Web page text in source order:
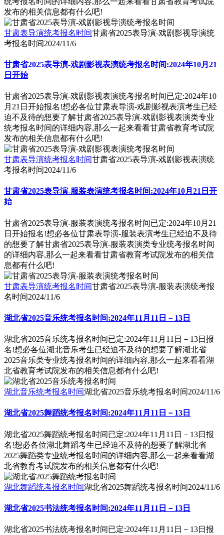
发布的相关信息都有什么吧!
甘肃表导演统考报名时间甘肃省2025表导演-戏剧影视导演统
考报名时间2024/11/6
甘肃省2025表导演-戏剧影视表演统考报名时间:2024年10月21
日开始
甘肃省2025表导演-戏剧影视表演统考报名时间已定:2024年10
月21日开始报名!想必各位甘肃表导演-戏剧影视表演考生已经
迫不及待的想要了解甘肃省2025表导演-戏剧影视表演类专业
统考报名时间的详细内容,那么一起来看看甘肃省教育考试院
发布的相关信息都有什么吧!
甘肃表导演统考报名时间甘肃省2025表导演-戏剧影视表演统
考报名时间2024/11/6
甘肃省2025表导演-服装表演统考报名时间:2024年10月21日开
始
甘肃省2025表导演-服装表演统考报名时间已定:2024年10月21
日开始报名!想必各位甘肃表导演-服装表演考生已经迫不及待
的想要了解甘肃省2025表导演-服装表演类专业统考报名时间
的详细内容,那么一起来看看甘肃省教育考试院发布的相关信
息都有什么吧!
甘肃表导演统考报名时间甘肃省2025表导演-服装表演统考报
名时间2024/11/6
湖北省2025音乐统考报名时间:2024年11月11日－13日
湖北省2025音乐统考报名时间已定:2024年11月11日－13日报
名!想必各位湖北音乐考生已经迫不及待的想要了解湖北省
2025音乐类专业统考报名时间的详细内容,那么一起来看看湖
北省教育考试院发布的相关信息都有什么吧!
湖北音乐统考报名时间湖北省2025音乐统考报名时间2024/11/6
湖北省2025舞蹈统考报名时间:2024年11月11日－13日
湖北省2025舞蹈统考报名时间已定:2024年11月11日－13日报
名!想必各位湖北舞蹈考生已经迫不及待的想要了解湖北省
2025舞蹈类专业统考报名时间的详细内容,那么一起来看看湖
北省教育考试院发布的相关信息都有什么吧!
湖北舞蹈统考报名时间湖北省2025舞蹈统考报名时间2024/11/6
湖北省2025书法统考报名时间:2024年11月11日－13日
湖北省2025书法统考报名时间已定:2024年11月11日－13日报